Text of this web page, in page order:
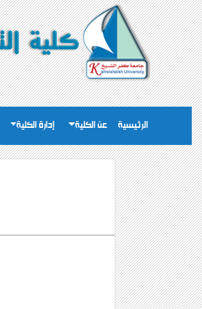
الرئيسية عن الكلية إدارة الكلية